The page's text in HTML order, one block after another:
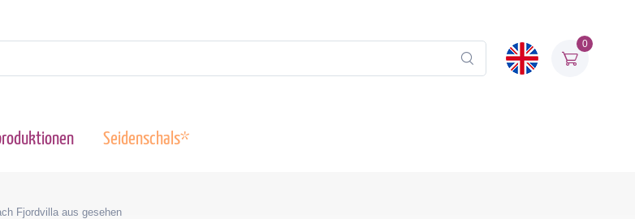
0
Seidenschals*
Fjordvilla aus gesehen